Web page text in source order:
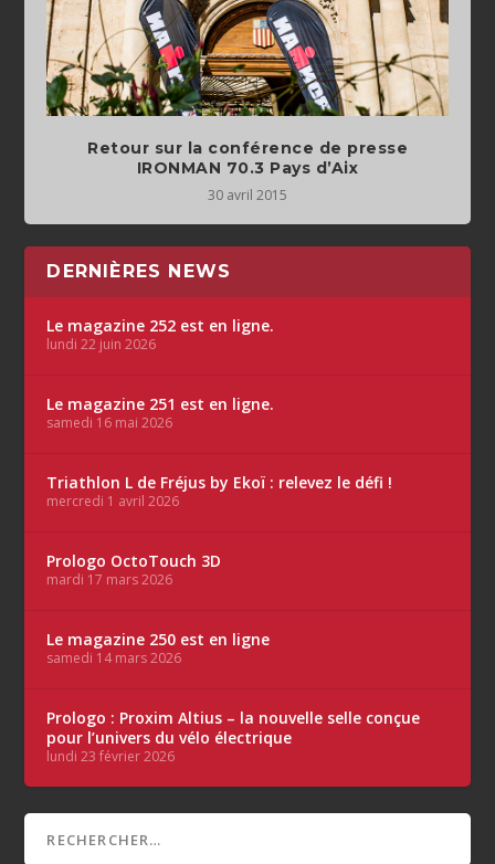
Retour sur la conférence de presse
30 avril 2015
DERNIÈRES NEWS
Le magazine 252 est en ligne.
lundi 22 juin 2026
Le magazine 251 est en ligne.
samedi 16 mai 2026
Triathlon L de Fréjus by Ekoï : relevez le défi !
mercredi 1 avril 2026
Prologo OctoTouch 3D
mardi 17 mars 2026
Le magazine 250 est en ligne
samedi 14 mars 2026
Prologo : Proxim Altius – la nouvelle selle conçue
pour l’univers du vélo électrique
lundi 23 février 2026